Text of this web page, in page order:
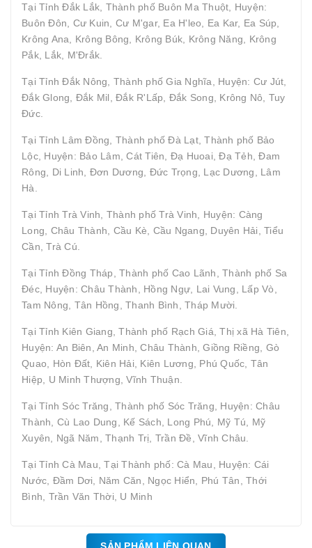
Tại Tỉnh Đắk Lắk, Thành phố Buôn Ma Thuột, Huyện:
Buôn Đôn, Cư Kuin, Cư M'gar, Ea H'leo, Ea Kar, Ea Súp,
Krông Ana, Krông Bông, Krông Búk, Krông Năng, Krông
Pắk, Lắk, M'Đrắk.
Tại Tỉnh Đắk Nông, Thành phố Gia Nghĩa, Huyện: Cư Jút,
Đắk Glong, Đắk Mil, Đắk R'Lấp, Đắk Song, Krông Nô, Tuy
Đức.
Tại Tỉnh Lâm Đồng, Thành phố Đà Lạt, Thành phố Bảo
Lộc, Huyện: Bảo Lâm, Cát Tiên, Đạ Huoai, Đạ Tẻh, Đam
Rông, Di Linh, Đơn Dương, Đức Trọng, Lạc Dương, Lâm
Hà.
Tại Tỉnh Trà Vinh, Thành phố Trà Vinh, Huyện: Càng
Long, Châu Thành, Cầu Kè, Cầu Ngang, Duyên Hải, Tiểu
Cần, Trà Cú.
Tại Tỉnh Đồng Tháp, Thành phố Cao Lãnh, Thành phố Sa
Đéc, Huyện: Châu Thành, Hồng Ngự, Lai Vung, Lấp Vò,
Tam Nông, Tân Hồng, Thanh Bình, Tháp Mười.
Tại Tỉnh Kiên Giang, Thành phố Rạch Giá, Thị xã Hà Tiên,
Huyện: An Biên, An Minh, Châu Thành, Giồng Riềng, Gò
Quao, Hòn Đất, Kiên Hải, Kiên Lương, Phú Quốc, Tân
Hiệp, U Minh Thượng, Vĩnh Thuận.
Tại Tỉnh Sóc Trăng, Thành phố Sóc Trăng, Huyện: Châu
Thành, Cù Lao Dung, Kế Sách, Long Phú, Mỹ Tú, Mỹ
Xuyên, Ngã Năm, Thạnh Trị, Trần Đề, Vĩnh Châu.
Tại Tỉnh Cà Mau, Tại Thành phố: Cà Mau, Huyện: Cái
Nước, Đầm Dơi, Năm Căn, Ngọc Hiển, Phú Tân, Thới
Bình, Trần Văn Thời, U Minh